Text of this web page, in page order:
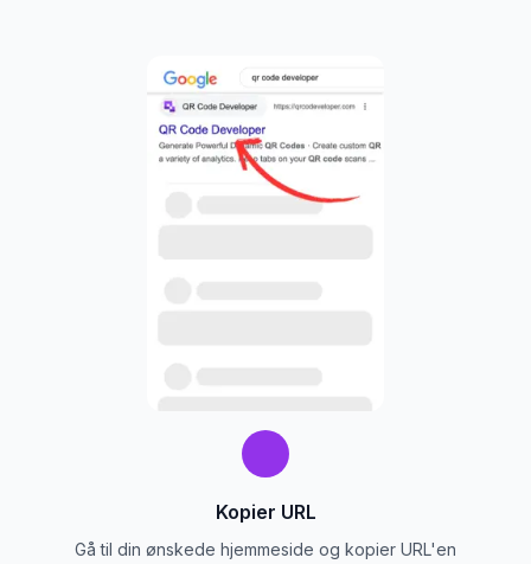
Kopier URL
Gå til din ønskede hjemmeside og kopier URL'en